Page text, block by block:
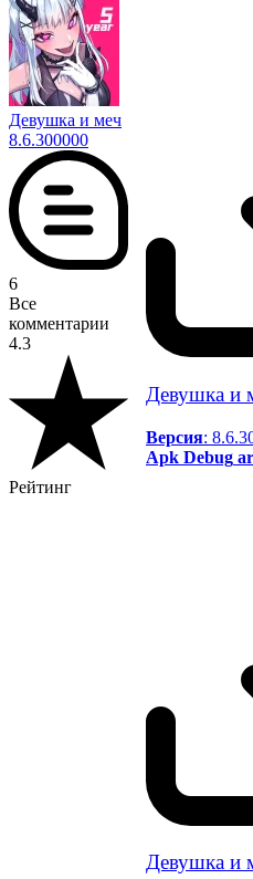
Девушка и меч
8.6.300000
6
Все
комментарии
4.3
Рейтинг
Девушка и
Версия:
Apk Debug
Девушка и